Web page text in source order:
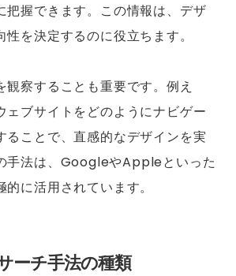
把握できます。この情報は、デザ
を決定するのに役立ちます。
観察することも重要です。例え
ェブサイトをどのようにナビゲー
ることで、直感的なデザインを実
手法は、GoogleやAppleといった
に活用されています。
ーチ手法の種類